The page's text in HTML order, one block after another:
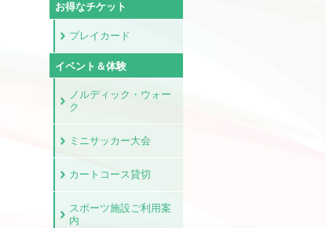
お得なチケット
プレイカード
イベント＆体験
ノルディック・ウォー
ク
ミニサッカー大会
カートコース貸切
スポーツ施設ご利用案
内